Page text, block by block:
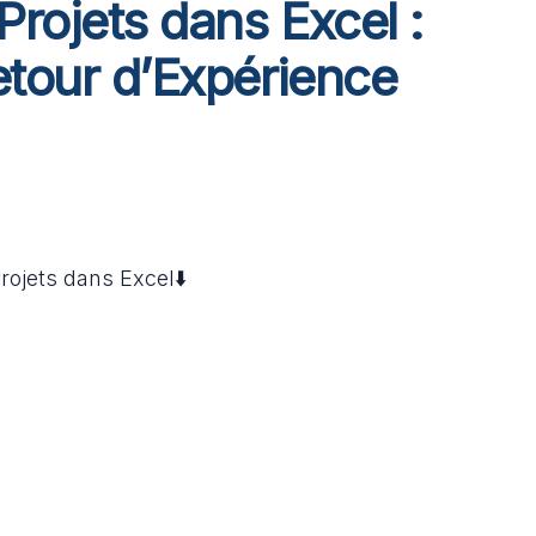
dans Excel :
d’Expérience
dans Excel⬇️